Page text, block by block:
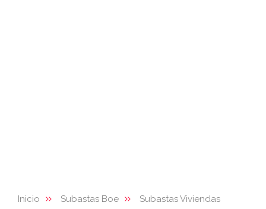
Inicio Subastas Boe
Subastas Viviendas